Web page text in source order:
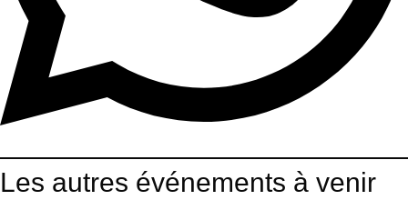
Les autres événements à venir